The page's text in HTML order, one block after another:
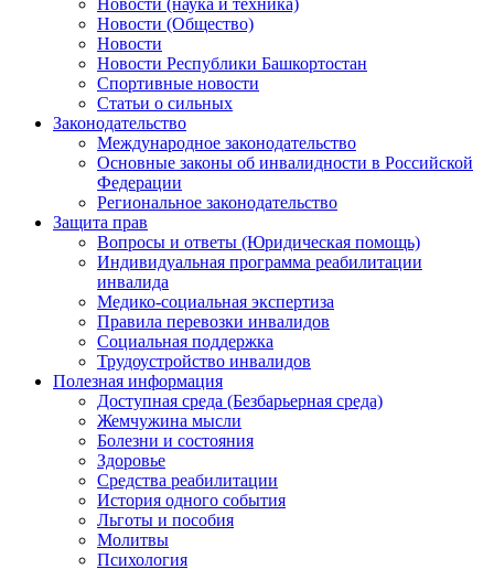
Новости (Общество)
Новости
Новости Республики Башкортостан
Спортивные новости
Статьи о сильных
Законодательство
Международное законодательство
Основные законы об инвалидности в Российской
Федерации
Региональное законодательство
Защита прав
Вопросы и ответы (Юридическая помощь)
Индивидуальная программа реабилитации
инвалида
Медико-социальная экспертиза
Правила перевозки инвалидов
Социальная поддержка
Трудоустройство инвалидов
Полезная информация
Доступная среда (Безбарьерная среда)
Жемчужина мысли
Болезни и состояния
Здоровье
Средства реабилитации
История одного события
Льготы и пособия
Молитвы
Психология